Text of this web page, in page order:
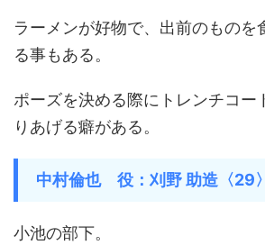
ラーメンが好物で、出前のものを
る事もある。
ポーズを決める際にトレンチコー
りあげる癖がある。
中村倫也 役：刈野 助造〈29〉
小池の部下。